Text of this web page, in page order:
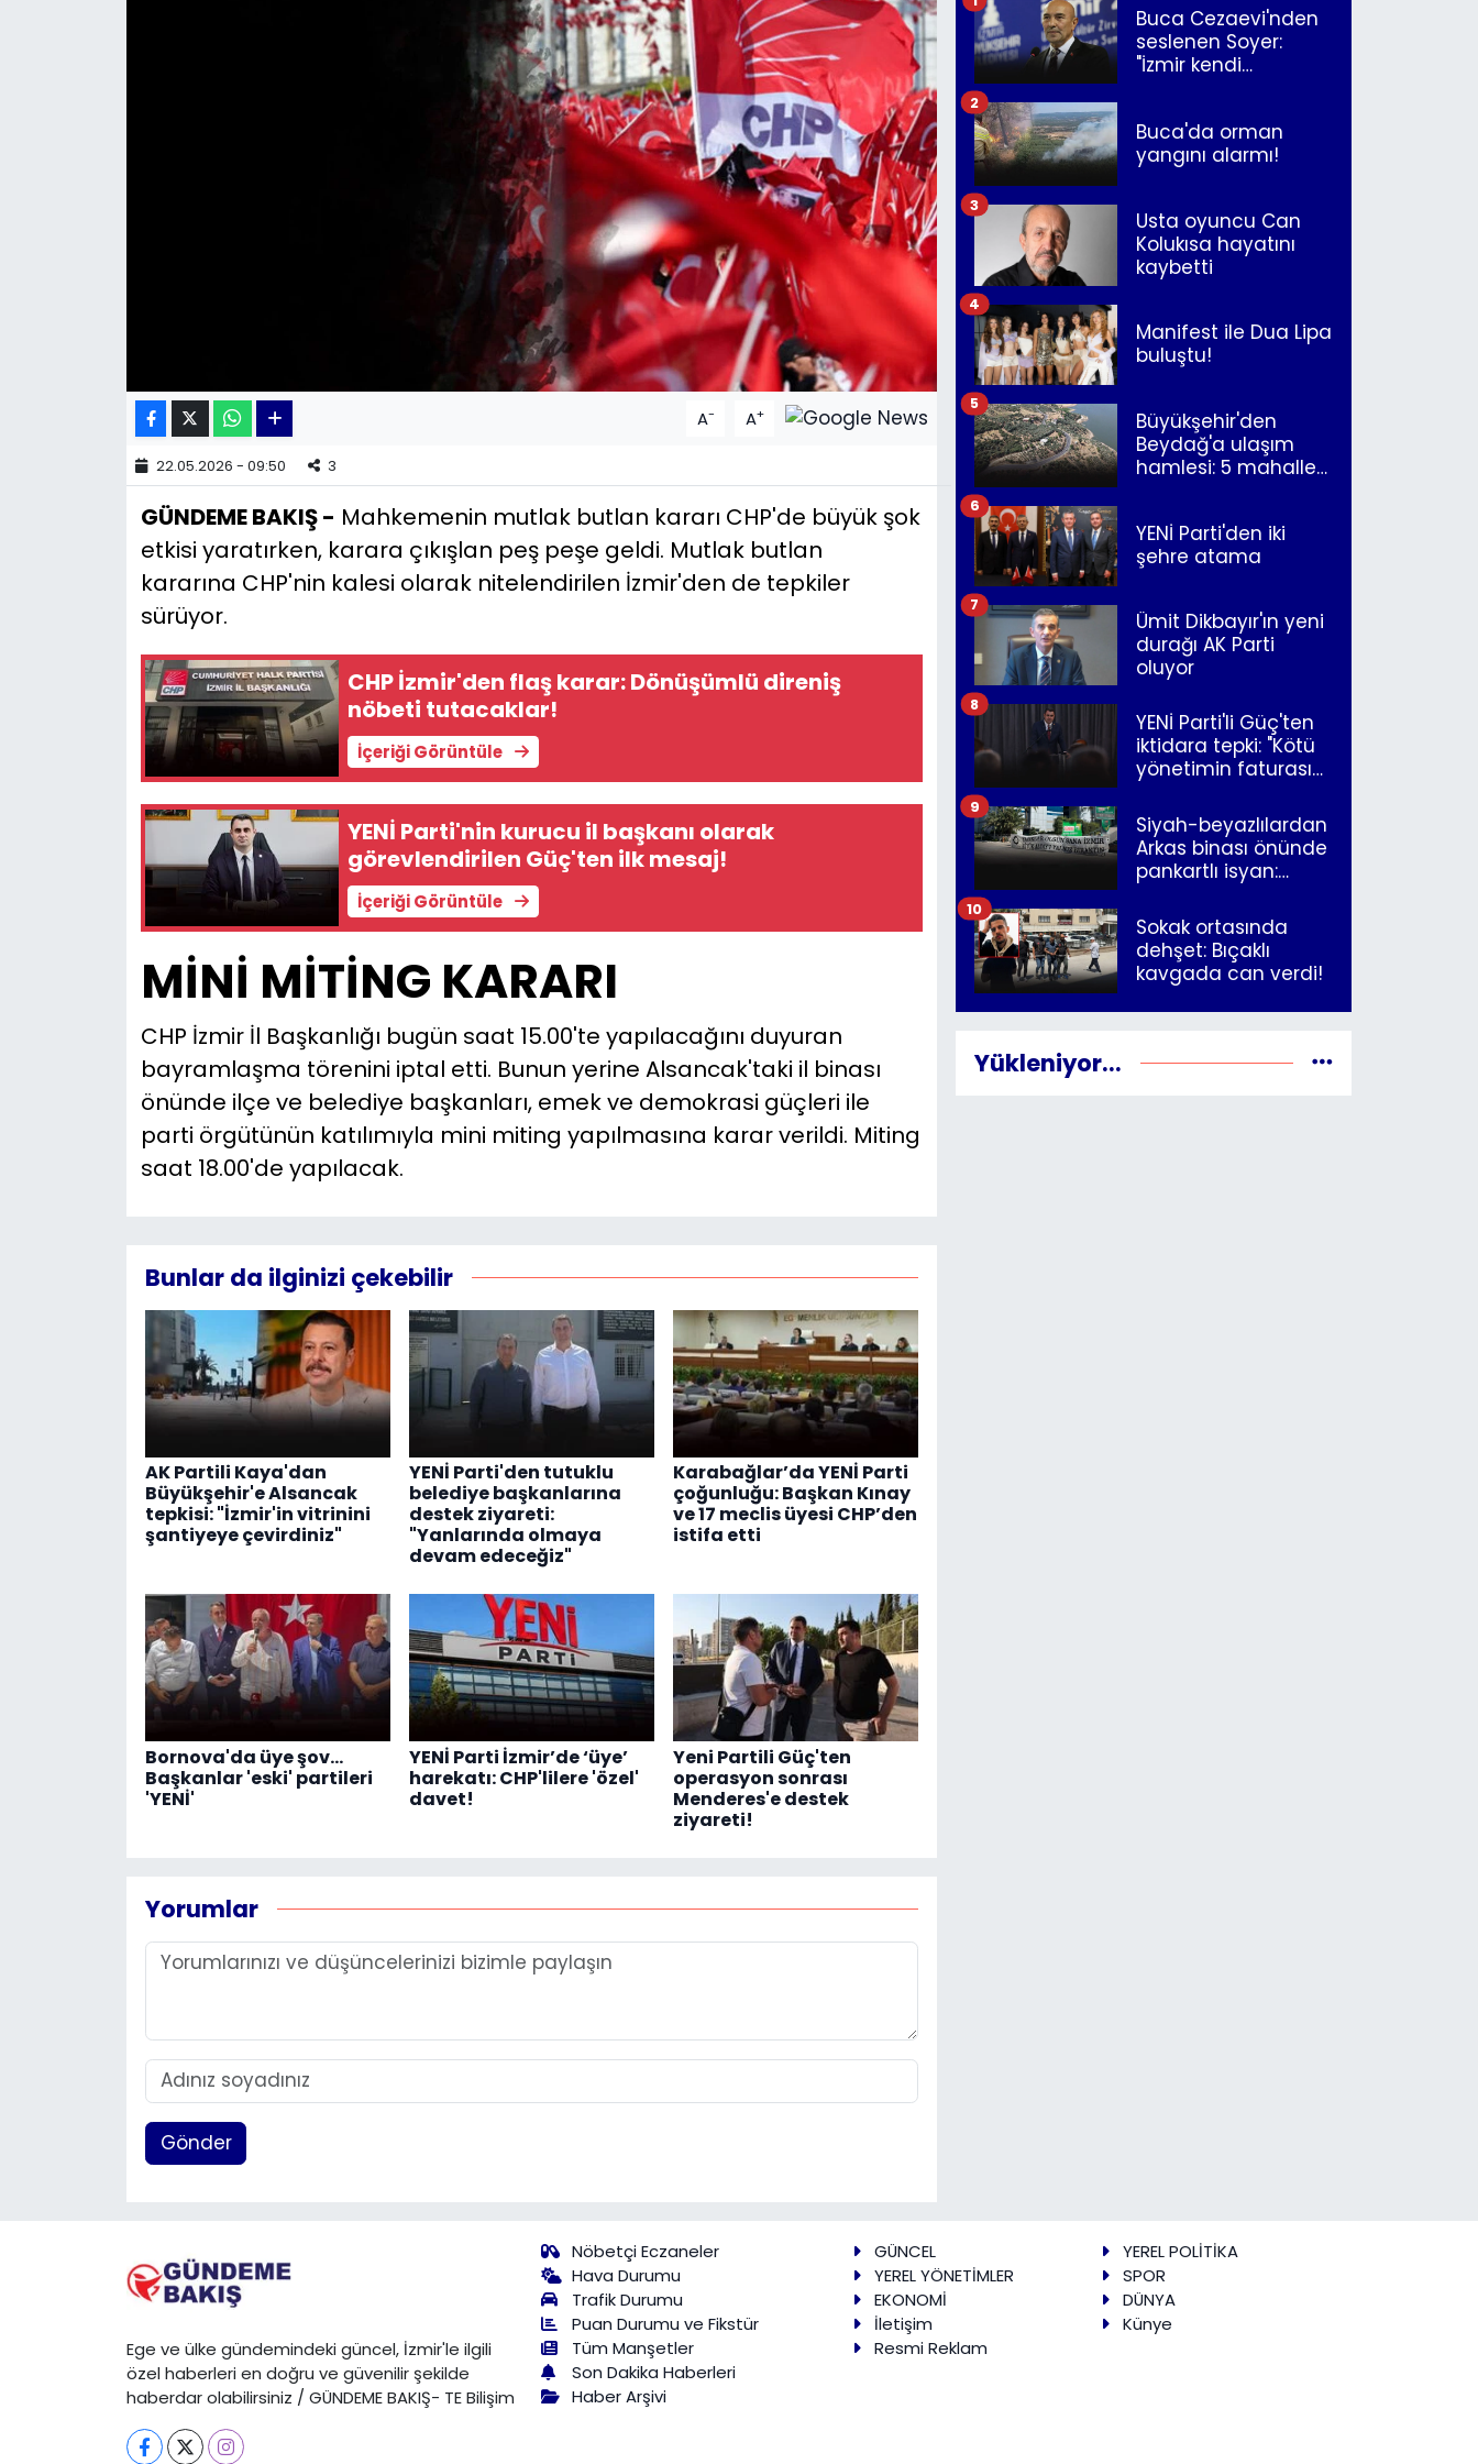
A- A+
22.05.2026 - 09:50 3
GÜNDEME BAKIŞ - Mahkemenin mutlak butlan kararı CHP'de büyük şok
etkisi yaratırken, karara çıkışlan peş peşe geldi. Mutlak butlan
kararına CHP'nin kalesi olarak nitelendirilen İzmir'den de tepkiler
sürüyor.
CHP İzmir'den flaş karar: Dönüşümlü direniş
nöbeti tutacaklar!
İçeriği Görüntüle
YENİ Parti'nin kurucu il başkanı olarak
görevlendirilen Güç'ten ilk mesaj!
İçeriği Görüntüle
MİNİ MİTİNG KARARI
CHP İzmir İl Başkanlığı bugün saat 15.00'te yapılacağını duyuran
bayramlaşma törenini iptal etti. Bunun yerine Alsancak'taki il binası
önünde ilçe ve belediye başkanları, emek ve demokrasi güçleri ile
parti örgütünün katılımıyla mini miting yapılmasına karar verildi. Miting
saat 18.00'de yapılacak.
Bunlar da ilginizi çekebilir
AK Partili Kaya'dan
Büyükşehir'e Alsancak
tepkisi: "İzmir'in vitrinini
şantiyeye çevirdiniz"
YENİ Parti'den tutuklu
belediye başkanlarına
destek ziyareti:
"Yanlarında olmaya
devam edeceğiz"
Karabağlar’da YENİ Parti
çoğunluğu: Başkan Kınay
ve 17 meclis üyesi CHP’den
istifa etti
Bornova'da üye şov...
Başkanlar 'eski' partileri
'YENİ'
YENİ Parti İzmir’de ‘üye’
harekatı: CHP'lilere 'özel'
davet!
Yeni Partili Güç'ten
operasyon sonrası
Menderes'e destek
ziyareti!
Yorumlar
Gönder
Buca Cezaevi'nden
seslenen Soyer:
"İzmir kendi
Buca'da orman
yangını alarmı!
2
Usta oyuncu Can
Kolukısa hayatını
kaybetti
3
Manifest ile Dua Lipa
buluştu!
4
Büyükşehir'den
Beydağ'a ulaşım
hamlesi: 5 mahalle
5
YENİ Parti'den iki
şehre atama
6
Ümit Dikbayır'ın yeni
durağı AK Parti
oluyor
7
YENİ Parti'li Güç'ten
iktidara tepki: "Kötü
yönetimin faturasını
8
Siyah-beyazlılardan
Arkas binası önünde
pankartlı isyan:
İzmir"
9
Sokak ortasında
dehşet: Bıçaklı
kavgada can verdi!
10
Yükleniyor...
Ege ve ülke gündemindeki güncel, İzmir'le ilgili
özel haberleri en doğru ve güvenilir şekilde
haberdar olabilirsiniz / GÜNDEME BAKIŞ- TE Bilişim
Nöbetçi Eczaneler
Hava Durumu
Trafik Durumu
Puan Durumu ve Fikstür
Tüm Manşetler
Son Dakika Haberleri
Haber Arşivi
GÜNCEL
YEREL POLİTİKA
YEREL YÖNETİMLER
SPOR
EKONOMİ
DÜNYA
İletişim
Künye
Resmi Reklam
YEREL POLİTİKA
YEREL YÖNETİMLER